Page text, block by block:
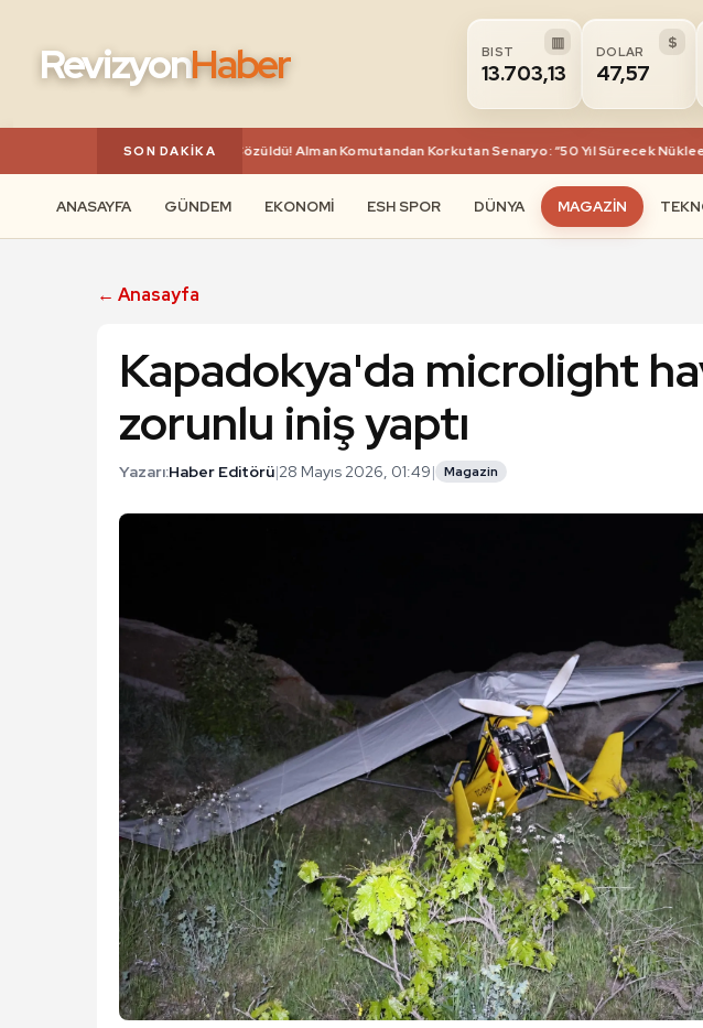
RevizyonHaber BIST
▥
13.703,13
DOLAR
$
47,57
SON DAKIKA
Krizin Şifreleri A Haber'de Çözüldü! Alman Komutandan Korkutan Senaryo: “50 Yıl Sürecek Nükleer
ANASAYFA GÜNDEM EKONOMI ESH SPOR DÜNYA MAGAZIN
← Anasayfa
Kapadokya'da microlight
zorunlu iniş yaptı
Yazarı:Haber Editörü|28 Mayıs 2026, 01:49| Magazin